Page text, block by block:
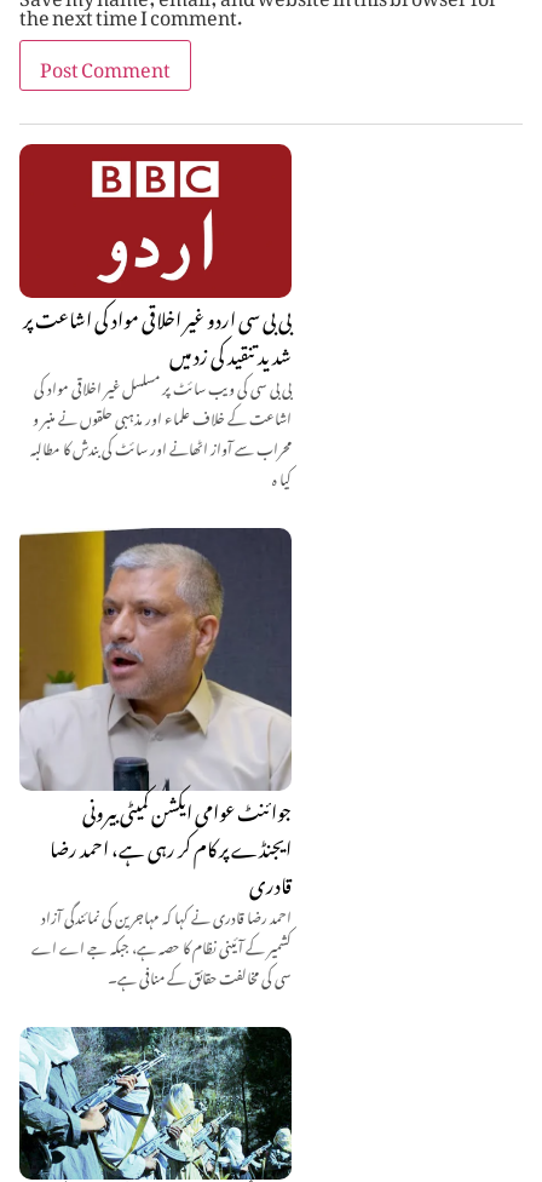
بی بی سی اردو غیر اخلاقی مواد کی اشاعت پر
شدید تنقید کی زد میں
بی بی سی کی ویب سائٹ پر مسلسل غیر اخلاقی مواد کی
اشاعت کے خلاف علماء اور مذہبی حلقوں نے منبر و
محراب سے آواز اٹھانے اور سائٹ کی بندش کا مطالبہ
کیا ہ
جوائنٹ عوامی ایکشن کمیٹی بیرونی
ایجنڈے پر کام کر رہی ہے، احمد رضا
قادری
احمد رضا قادری نے کہا کہ مہاجرین کی نمائندگی آزاد
کشمیر کے آئینی نظام کا حصہ ہے، جبکہ جے اے اے
سی کی مخالفت حقائق کے منافی ہے۔
the next time I comment.